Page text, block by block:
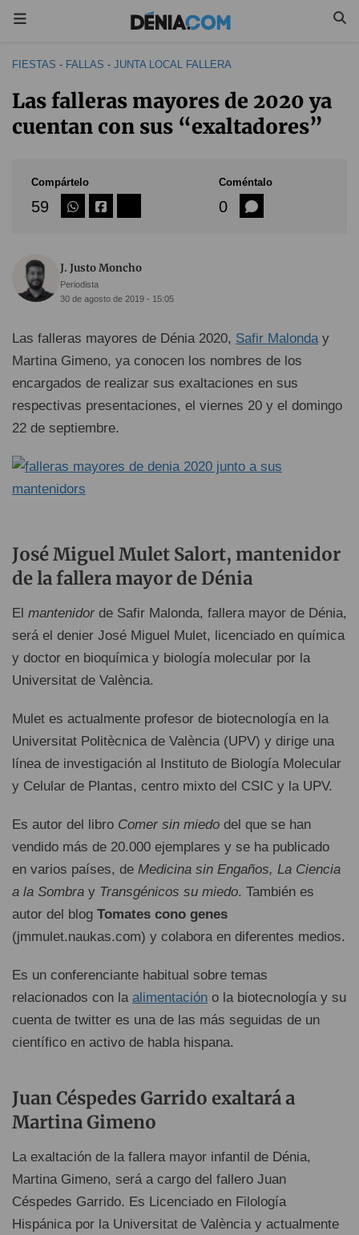
FIESTAS - FALLAS - JUNTA LOCAL FALLERA
Las falleras mayores de 2020 ya
cuentan con sus “exaltadores”
Compártelo
59
Coméntalo
0
J. Justo Moncho
Periodista
30 de agosto de 2019 - 15:05
Las falleras mayores de Dénia 2020, Safir Malonday
Martina Gimeno, ya conocen los nombres de los
encargados de realizar sus exaltaciones en sus
respectivas presentaciones, el viernes 20 y el domingo
22 de septiembre.
José Miguel Mulet Salort, mantenidor
de la fallera mayor de Dénia
El mantenidor de Safir Malonda, fallera mayor de Dénia,
será el denier José Miguel Mulet, licenciado en química
y doctor en bioquímica y biología molecular por la
Universitat de València.
Mulet es actualmente profesor de biotecnología en la
Universitat Politècnica de València (UPV) y dirige ​​una
línea de investigación al Instituto de Biología Molecular
y Celular de Plantas, centro mixto del CSIC y la UPV.
Es autor del libro Comer sin miedo del que se han
vendido más de 20.000 ejemplares y se ha publicado
en varios países, de Medicina sin Engaños, La Ciencia
a la Sombra y Transgénicos su miedo. También es
autor del blog Tomates cono genes
(jmmulet.naukas.com) y colabora en diferentes medios.
Es un conferenciante habitual sobre temas
relacionados con la alimentación o la biotecnología y su
cuenta de twitter es una de las más seguidas de un
científico en activo de habla hispana.
Juan Céspedes Garrido exaltará a
Martina Gimeno
La exaltación de la fallera mayor infantil de Dénia,
Martina Gimeno, será a cargo del fallero Juan
Céspedes Garrido. Es Licenciado en Filología
Hispánica por la Universitat de València y actualmente